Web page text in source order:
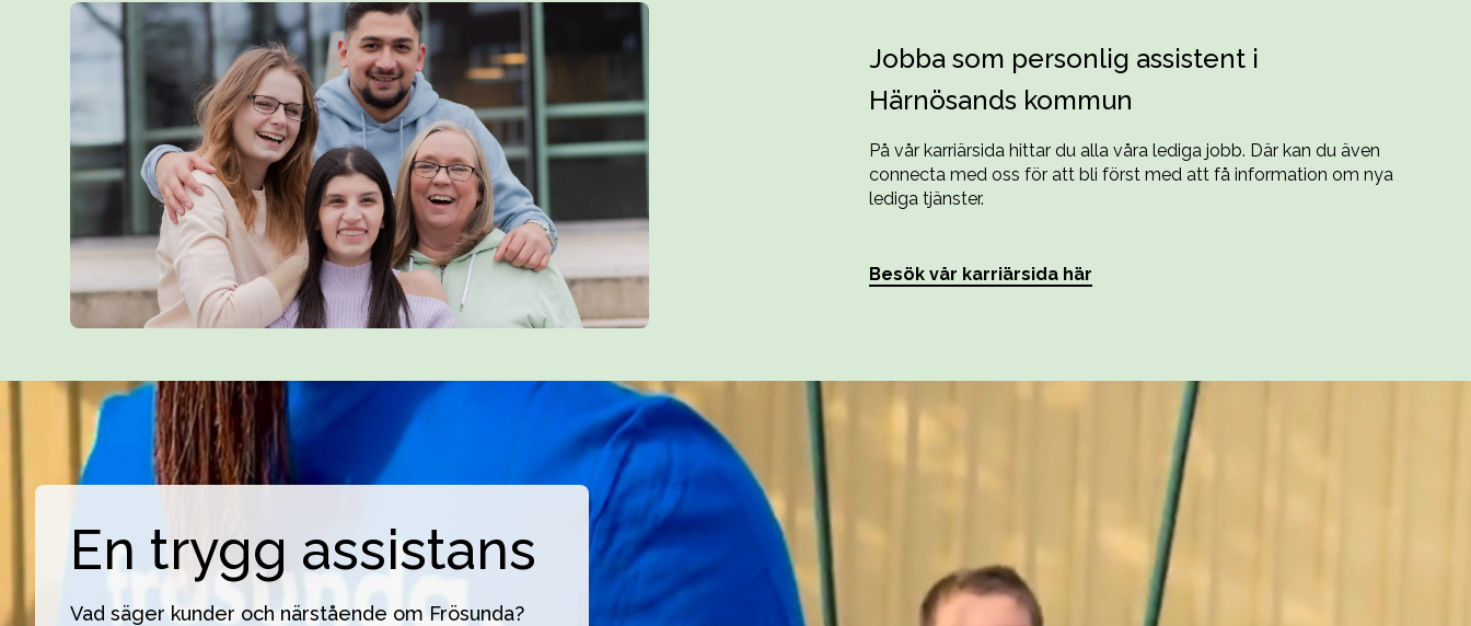
Jobba som personlig assistent i
Härnösands kommun
På vår karriärsida hittar du alla våra lediga jobb. Där kan du även
connecta med oss för att bli först med att få information om nya
lediga tjänster.
Besök vår karriärsida här
En trygg assistans
Vad säger kunder och närstående om Frösunda?